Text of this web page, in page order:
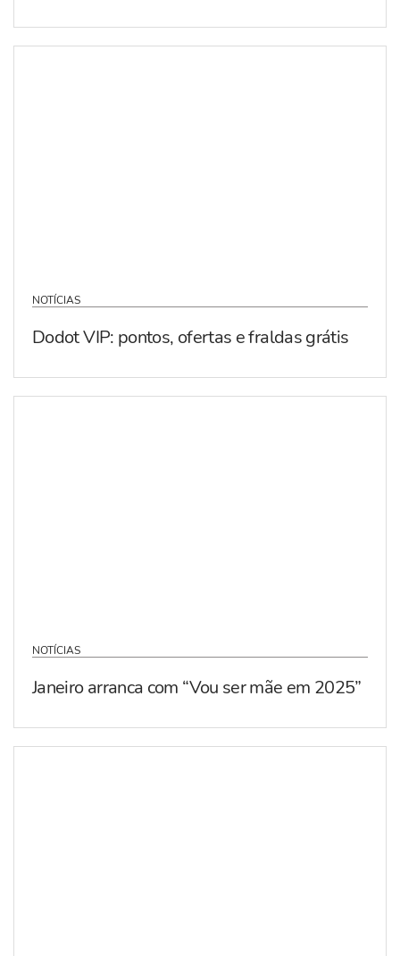
NOTÍCIAS
Dodot VIP: pontos, ofertas e fraldas grátis
NOTÍCIAS
Janeiro arranca com “Vou ser mãe em 2025”